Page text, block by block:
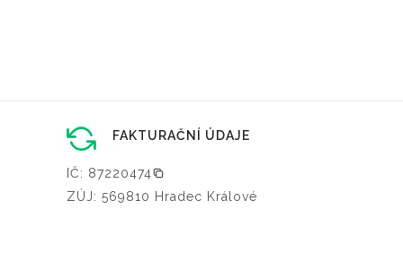
FAKTURAČNÍ ÚDAJE
IČ: 87220474
ZÚJ: 569810 Hradec Králové